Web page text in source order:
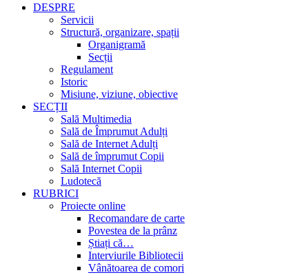
DESPRE
Servicii
Structură, organizare, spații
Organigramă
Secții
Regulament
Istoric
Misiune, viziune, obiective
SECȚII
Sală Multimedia
Sală de Împrumut Adulți
Sală de Internet Adulți
Sală de împrumut Copii
Sală Internet Copii
Ludotecă
RUBRICI
Proiecte online
Recomandare de carte
Povestea de la prânz
Știați că…
Interviurile Bibliotecii
Vânătoarea de comori